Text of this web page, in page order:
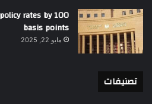
rates by 100
basis points
مايو 22, 2025
تصنيفات